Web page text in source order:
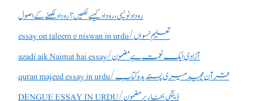
روداد نویسی ،روداد کیسے لکھیں؟ روداد لکھنے کے اصول
essay on taleem e niswan in urdu/تعلیم نسواں
azadi aik Naimat hai essay/آزادی ایک نعمت ہے مضمون
quran majeed essay in urdu/قرآن مجید میری پسندیدہ کتاب
DENGUE ESSAY IN URDU/ڈینگی بخار پر مضمون